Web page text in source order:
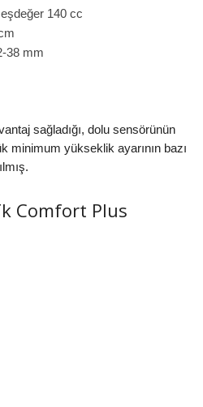
140 cc
38 mm
sağladığı, dolu sensörünün
minimum yükseklik ayarının bazı
Comfort Plus